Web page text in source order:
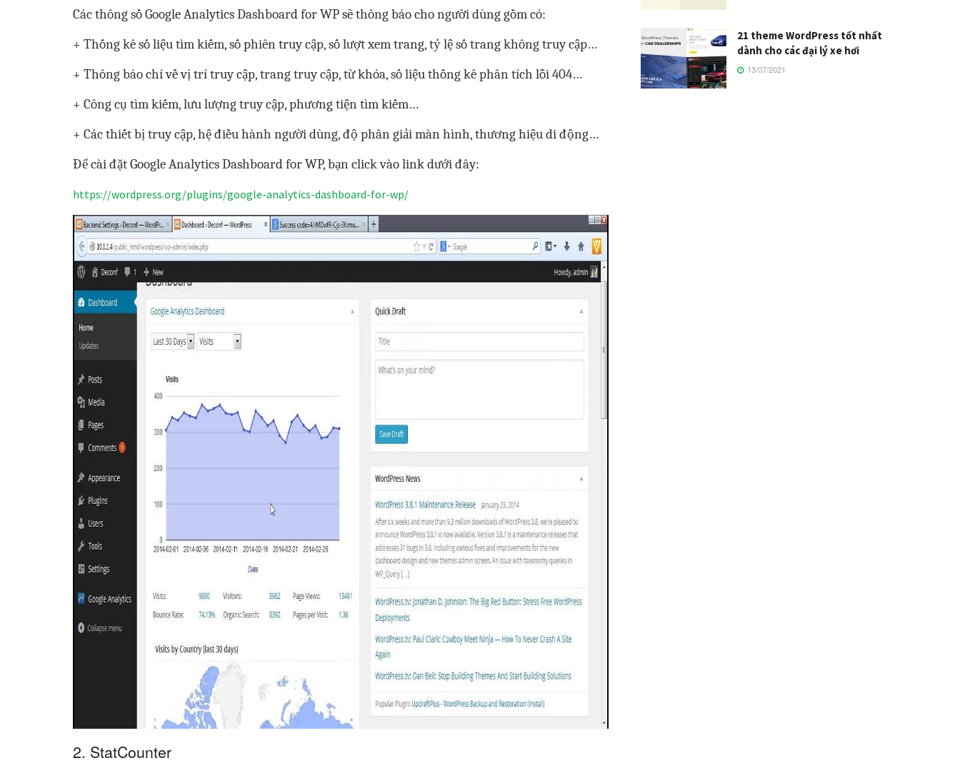
Các thông số Google Analytics Dashboard for WP sẽ thông báo cho người dùng gồm có:
+ Thống kê số liệu tìm kiếm, số phiên truy cập, số lượt xem trang, tỷ lệ số trang không truy cập…
+ Thông báo chí về vị trí truy cập, trang truy cập, từ khóa, số liệu thống kê phân tích lỗi 404…
+ Công cụ tìm kiếm, lưu lượng truy cập, phương tiện tìm kiếm…
+ Các thiết bị truy cập, hệ điều hành người dùng, độ phân giải màn hình, thương hiệu di động…
Để cài đặt Google Analytics Dashboard for WP, bạn click vào link dưới đây:
https://wordpress.org/plugins/google-analytics-dashboard-for-wp/
2. StatCounter
21 theme WordPress tốt nhất
dành cho các đại lý xe hơi
13/07/2021